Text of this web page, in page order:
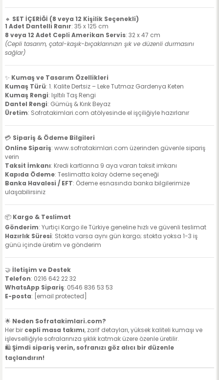
🔸 SET İÇERİĞİ (8 veya 12 Kişilik Seçenekli)
1 Adet Dantelli Ranır: 35 x 125 cm
8 veya 12 Adet Cepli Amerikan Servis: 32 x 47 cm
(Cepli tasarım, çatal-kaşık-bıçaklarınızın şık ve düzenli durmasını
sağlar)
✨ Kumaş ve Tasarım Özellikleri
Kumaş Türü: 1. Kalite Dertsiz – Leke Tutmaz Gardenya Keten
Kumaş Rengi: Işıltılı Taş Rengi
Dantel Rengi: Gümüş & Kırık Beyaz
Üretim: Sofratakimlari.com atölyesinde el işçiliğiyle hazırlanır
💳 Sipariş & Ödeme Bilgileri
Online Sipariş: www.sofratakimlari.com üzerinden güvenle sipariş
verin
Taksit İmkanı: Kredi kartlarına 9 aya varan taksit imkanı
Kapıda Ödeme: Teslimatta kolay ödeme seçeneği
Banka Havalesi / EFT: Ödeme esnasında banka bilgilerimize
ulaşabilirsiniz
📦 Kargo & Teslimat
Gönderim: Yurtiçi Kargo ile Türkiye geneline hızlı ve güvenli teslimat
Hazırlık Süresi: Stokta varsa aynı gün kargo; stokta yoksa 1-3 iş
günü içinde üretim ve gönderim
🤝İletişim ve Destek
Telefon: 0216 642 22 32
WhatsApp Sipariş: 0546 836 53 53
E-posta: [email protected]
🌟 Neden Sofratakimlari.com?
Her bir cepli masa takımı, zarif detayları, yüksek kaliteli kumaşı ve
işlevselliğiyle sofralarınıza şıklık katmak üzere özenle üretilir.
🛍️Şimdi sipariş verin, sofranızı göz alıcı bir düzenle
taçlandırın!